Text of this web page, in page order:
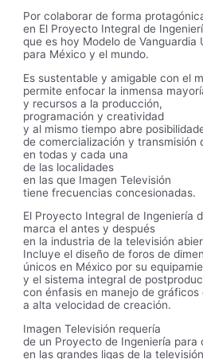
Por colaborar de forma
en El Proyecto Integral de
que es hoy Modelo de Vanguardia
para México y el mundo.
Es sustentable y amigable con el
permite enfocar la inmensa
y recursos a la producción,
programación y creatividad
y al mismo tiempo abre
de comercialización y transmisión
en todas y cada una
de las localidades
en las que Imagen Televisión
tiene frecuencias concesionadas.
El Proyecto Integral de Ingeniería
marca el antes y después
en la industria de la televisión
Incluye el diseño de foros de
únicos en México por su
y el sistema integral de
con énfasis en manejo de
a alta velocidad de creación.
Imagen Televisión requería
de un Proyecto de Ingeniería para
en las grandes ligas de la